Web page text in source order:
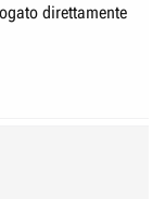
direttamente